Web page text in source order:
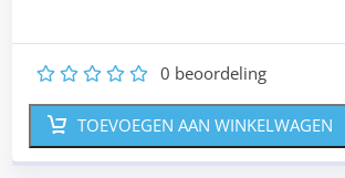
5
4
3
2 0 beoordeling
TOEVOEGEN AAN WINKELWAGEN